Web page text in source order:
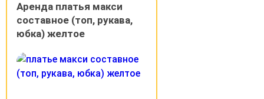
Аренда платья макси
составное (топ, рукава,
юбка) желтое